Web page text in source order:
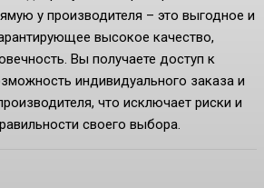
у производителя – это выгодное и
высокое качество,
Вы получаете доступ к
индивидуального заказа и
что исключает риски и
своего выбора.